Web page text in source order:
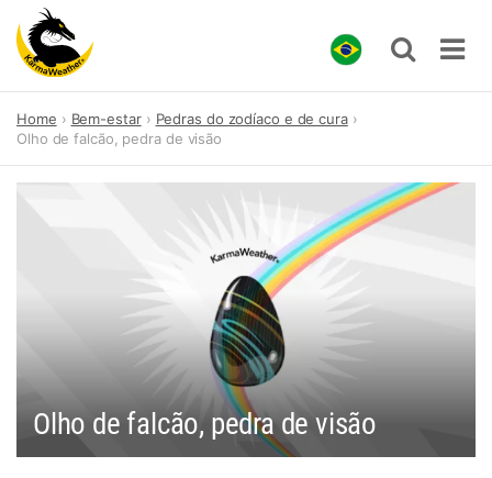
content
Home Bem-estar
Pedras do zodíaco e de cura
Olho de falcão, pedra de visão
Olho de falcão, pedra de visão